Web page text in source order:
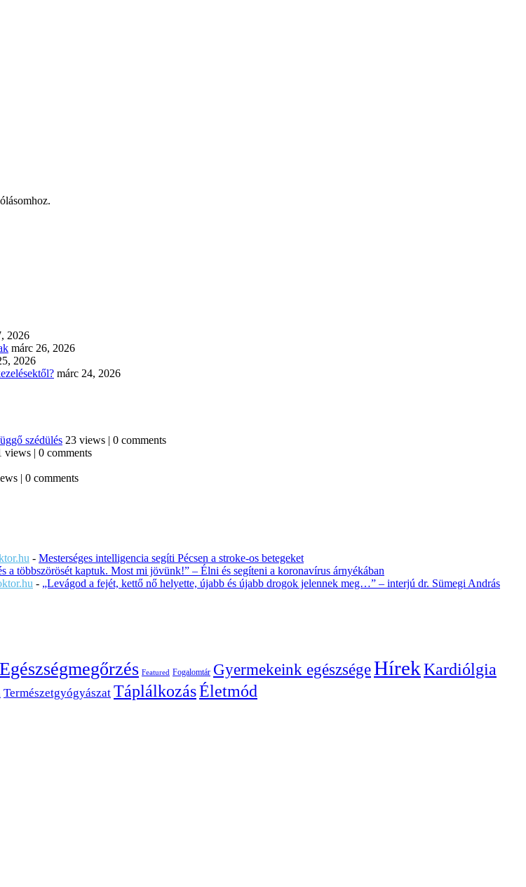
2026
márc 26, 2026
2026
márc 24, 2026
szédülés 23 views | 0 comments
views | 0 comments
| 0 comments
- Mesterséges intelligencia segíti Pécsen a stroke-os betegeket
a többszörösét kaptuk. Most mi jövünk!” – Élni és segíteni a koronavírus árnyékában
- „Levágod a fejét, kettő nő helyette, újabb és újabb drogok jelennek meg…” – interjú dr. Sümegi András
Egészségmegőrzés Featured Fogalomtár Gyermekeink egészségeHírekKardiólgia
Természetgyógyászat TáplálkozásÉletmód